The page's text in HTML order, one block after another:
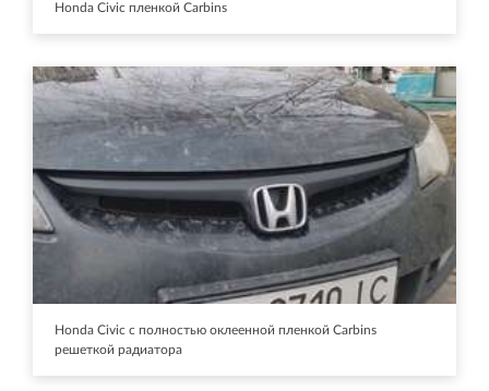
Honda Civic пленкой Carbins
Honda Civic с полностью оклеенной пленкой Carbins
решеткой радиатора